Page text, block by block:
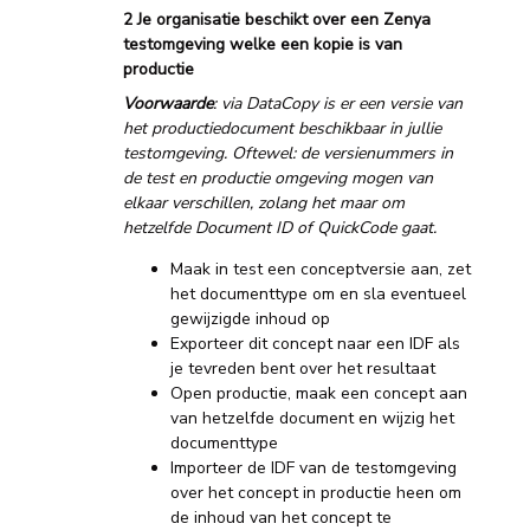
2 Je organisatie beschikt over een Zenya
testomgeving welke een kopie is van
productie
Voorwaarde: via DataCopy is er een versie van
het productiedocument beschikbaar in jullie
testomgeving. Oftewel: de versienummers in
de test en productie omgeving mogen van
elkaar verschillen, zolang het maar om
hetzelfde Document ID of QuickCode gaat.
Maak in test een conceptversie aan, zet
het documenttype om en sla eventueel
gewijzigde inhoud op
Exporteer dit concept naar een IDF als
je tevreden bent over het resultaat
Open productie, maak een concept aan
van hetzelfde document en wijzig het
documenttype
Importeer de IDF van de testomgeving
over het concept in productie heen om
de inhoud van het concept te